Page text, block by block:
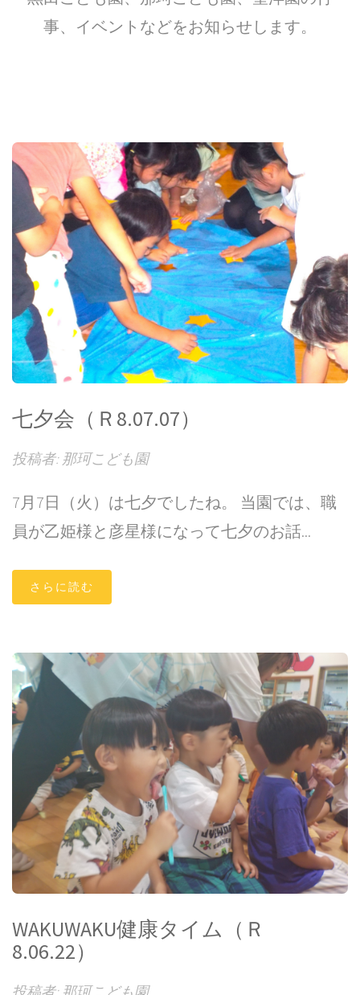
事、イベントなどをお知らせします。
七夕会（Ｒ8.07.07）
投稿者: 那珂こども園
7月7日（火）は七夕でしたね。 当園では、職
員が乙姫様と彦星様になって七夕のお話...
さらに読む
WAKUWAKU健康タイム（Ｒ
8.06.22）
投稿者: 那珂こども園